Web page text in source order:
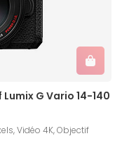
G Vario 14-140
Vidéo 4K, Objectif